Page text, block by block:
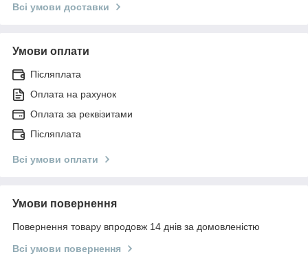
Всі умови доставки
Умови оплати
Післяплата
Оплата на рахунок
Оплата за реквізитами
Післяплата
Всі умови оплати
Умови повернення
Повернення товару впродовж 14 днів за домовленістю
Всі умови повернення